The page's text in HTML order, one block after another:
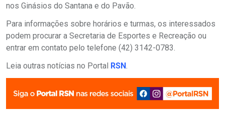
nos Ginásios do Santana e do Pavão.
Para informações sobre horários e turmas, os interessados
podem procurar a Secretaria de Esportes e Recreação ou
entrar em contato pelo telefone (42) 3142-0783.
Leia outras notícias no Portal RSN.